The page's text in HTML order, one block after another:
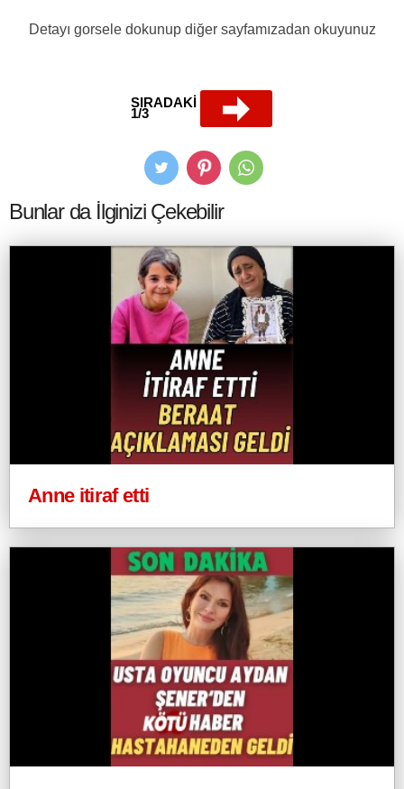
Detayı gorsele dokunup diğer sayfamızadan okuyunuz
SIRADAKİ
1/3
Bunlar da İlginizi Çekebilir
Anne itiraf etti